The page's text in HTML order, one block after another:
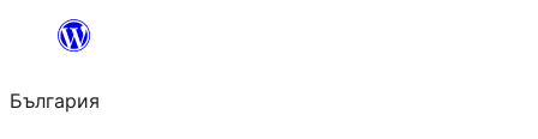
България